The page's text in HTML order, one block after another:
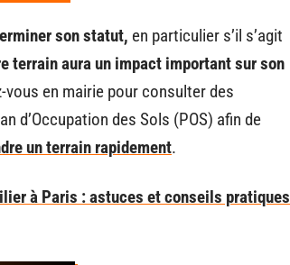
son statut, en particulier s’il s’agit
terrain aura un impact important sur son
vous en mairie pour consulter des
d’Occupation des Sols (POS) afin de
un terrain rapidement.
à Paris : astuces et conseils pratiques